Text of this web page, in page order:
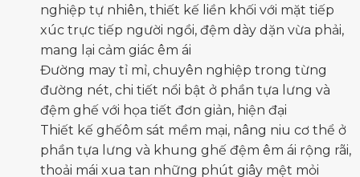
nghiệp tự nhiên, thiết kế liền khối với mặt tiếp
xúc trực tiếp người ngồi, đệm dày dặn vừa phải,
mang lại cảm giác êm ái
Đường may tỉ mỉ, chuyên nghiệp trong từng
đường nét, chi tiết nổi bật ở phần tựa lưng và
đệm ghế với họa tiết đơn giản, hiện đại
Thiết kế ghếôm sát mềm mại, nâng niu cơ thể ở
phần tựa lưng và khung ghế đệm êm ái rộng rãi,
thoải mái xua tan những phút giây mệt mỏi